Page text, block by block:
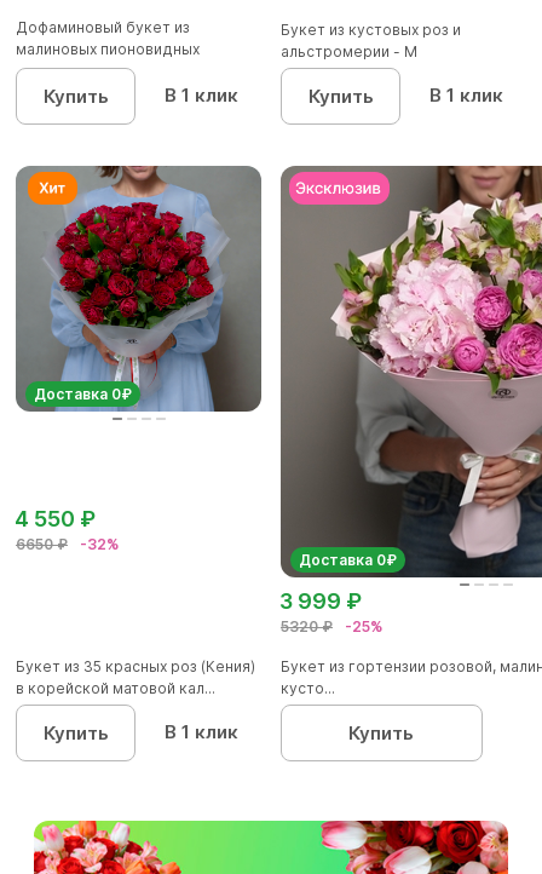
Дофаминовый букет из
малиновых пионовидных
кустовых роз...
Купить В 1 клик
Букет из кустовых роз и
альстромерии - М
Купить В 1 клик
Доставка 0₽
6650 ₽ -32%
4 550 ₽
Букет из 35 красных роз (Кения)
в корейской матовой кал...
Купить В 1 клик
Доставка 0₽
5320 ₽ -25%
3 999 ₽
Букет из гортензии розовой,
кусто...
Купить